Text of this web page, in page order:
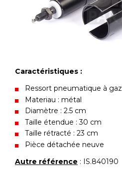
Caractéristiques :
Ressort pneumatique à gaz
Materiau : métal
Diamètre : 2.5 cm
Taille étendue : 30 cm
Taille rétracté : 23 cm
Pièce détachée neuve
Autre référence : IS.840190